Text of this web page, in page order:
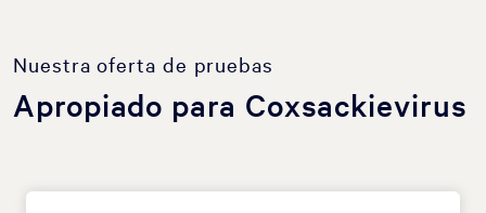
Nuestra oferta de pruebas
Apropiado para Coxsackievirus